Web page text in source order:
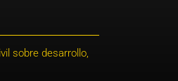
sobre desarrollo,